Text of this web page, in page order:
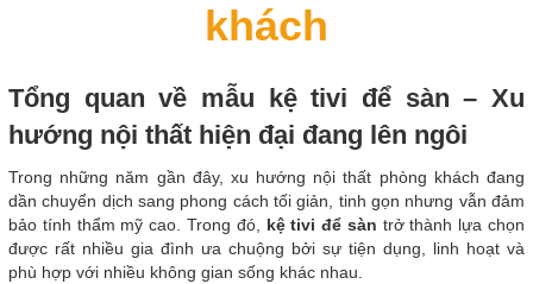
khách
Tổng quan về mẫu kệ tivi để sàn – Xu
hướng nội thất hiện đại đang lên ngôi
Trong những năm gần đây, xu hướng nội thất phòng khách đang
dần chuyển dịch sang phong cách tối giản, tinh gọn nhưng vẫn đảm
bảo tính thẩm mỹ cao. Trong đó, kệ tivi để sàn trở thành lựa chọn
được rất nhiều gia đình ưa chuộng bởi sự tiện dụng, linh hoạt và
phù hợp với nhiều không gian sống khác nhau.